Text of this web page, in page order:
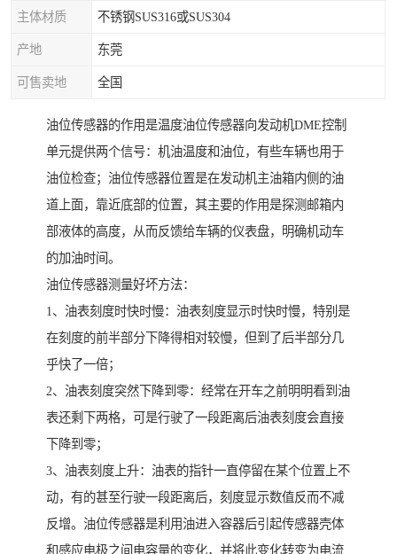
主体材质 不锈钢SUS316或SUS304
产地 东莞
可售卖地 全国
油位传感器的作用是温度油位传感器向发动机DME控制
单元提供两个信号：机油温度和油位，有些车辆也用于
油位检查；油位传感器位置是在发动机主油箱内侧的油
道上面，靠近底部的位置，其主要的作用是探测邮箱内
部液体的高度，从而反馈给车辆的仪表盘，明确机动车
的加油时间。
油位传感器测量好坏方法：
1、油表刻度时快时慢：油表刻度显示时快时慢，特别是
在刻度的前半部分下降得相对较慢，但到了后半部分几
乎快了一倍；
2、油表刻度突然下降到零：经常在开车之前明明看到油
表还剩下两格，可是行驶了一段距离后油表刻度会直接
下降到零；
3、油表刻度上升：油表的指针一直停留在某个位置上不
动，有的甚至行驶一段距离后，刻度显示数值反而不减
反增。油位传感器是利用油进入容器后引起传感器壳体
和感应电极之间电容量的变化，并将此变化转变为电流